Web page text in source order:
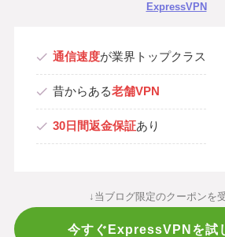
ExpressVPN
通信速度が業界トップクラス
昔からある老舗VPN
30日間返金保証あり
↓当ブログ限定のクーポンを
今すぐExpressVPNを試